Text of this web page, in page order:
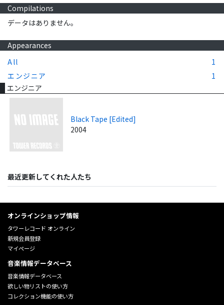
Compilations
データはありません。
Appearances
All
1
エンジニア
1
エンジニア
Black Tape [Edited]
2004
最近更新してくれた人たち
オンラインショップ情報
タワーレコード オンライン
新規会員登録
マイページ
音楽情報データベース
音楽情報データベース
欲しい物リストの使い方
コレクション機能の使い方